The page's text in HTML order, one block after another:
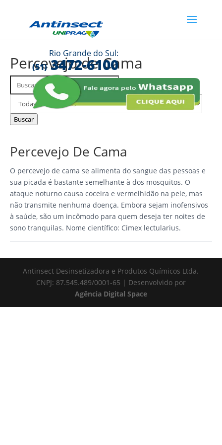
Rio Grande do Sul:
(51)3472-6100
Percevejo de Cama
Buscar
FAQs
Filtrar
por
categoria
Buscar
Percevejo De Cama
O percevejo de cama se alimenta do sangue das pessoas e
sua picada é bastante semelhante à dos mosquitos. O
ataque noturno causa coceira e vermelhidão na pele, mas
não transmite nenhuma doença. Embora sejam inofensivos
à saúde, são um incômodo para quem deseja ter noites de
sono tranquilas. Nome científico: Cimex lectularius.
Antinsect Desinsetizadora e Produtos Químicos Ltda.
CNPJ: 87.545.489/0001-65 | Desenvolvido por
Agência Digital Space